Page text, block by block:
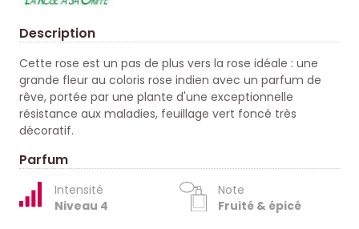
Description
Cette rose est un pas de plus vers la rose idéale : une
grande fleur au coloris rose indien avec un parfum de
rêve, portée par une plante d'une exceptionnelle
résistance aux maladies, feuillage vert foncé très
décoratif.
Parfum
Intensité
Niveau 4
Note
Fruité & épicé